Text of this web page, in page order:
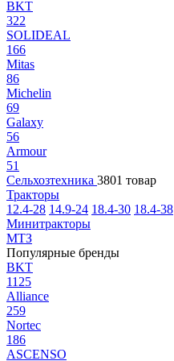
BKT
322
SOLIDEAL
166
Mitas
86
Michelin
69
Galaxy
56
Armour
51
Сельхозтехника 3801 товар
Тракторы
12.4-28 14.9-24 18.4-30 18.4-38
Минитракторы
МТЗ
Популярные бренды
BKT
1125
Alliance
259
Nortec
186
ASCENSO